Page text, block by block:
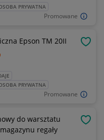
Promowane
PRYWATNA
Promowane
Epson TM 20II
PRYWATNA
do warsztatu
regały